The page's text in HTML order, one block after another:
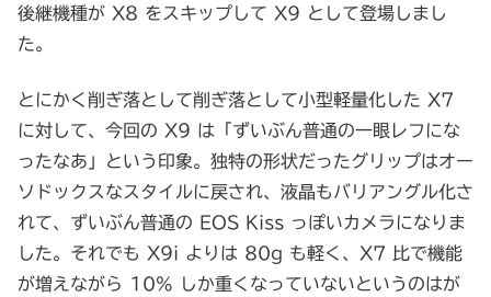
後継機種が X8 をスキップして X9 として登場しまし
た。
とにかく削ぎ落として削ぎ落として小型軽量化した X7
に対して、今回の X9 は「ずいぶん普通の一眼レフにな
ったなあ」という印象。独特の形状だったグリップはオー
ソドックスなスタイルに戻され、液晶もバリアングル化さ
れて、ずいぶん普通の EOS Kiss っぽいカメラになりま
した。それでも X9i よりは 80g も軽く、X7 比で機能
が増えながら 10% しか重くなっていないというのはが